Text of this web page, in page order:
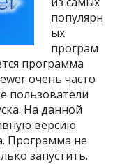
популярн
ых
програм
программа
очень часто
пользователи
На данной
версию
Программа не
запустить.